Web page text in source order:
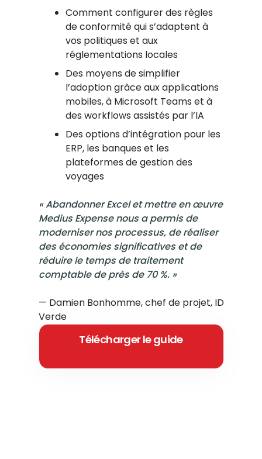
Comment configurer des règles
de conformité qui s’adaptent à
vos politiques et aux
réglementations locales
Des moyens de simplifier
l’adoption grâce aux applications
mobiles, à Microsoft Teams et à
des workflows assistés par l’IA
Des options d’intégration pour les
ERP, les banques et les
plateformes de gestion des
voyages
« Abandonner Excel et mettre en œuvre
Medius Expense nous a permis de
moderniser nos processus, de réaliser
des économies significatives et de
réduire le temps de traitement
comptable de près de 70 %. »
— Damien Bonhomme, chef de projet, ID
Verde
Télécharger le guide